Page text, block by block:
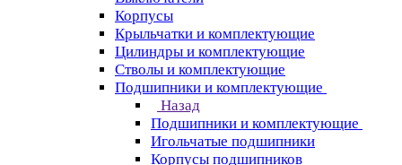
Корпусы
Крыльчатки и комплектующие
Цилиндры и комплектующие
Стволы и комплектующие
Подшипники и комплектующие
Назад
Подшипники и комплектующие
Игольчатые подшипники
Корпусы подшипников